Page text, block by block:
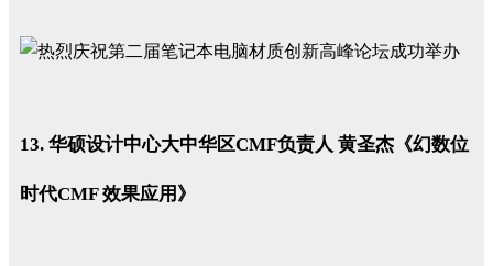
13. 华硕设计中心大中华区CMF负责人 黄圣杰《幻数位
时代CMF 效果应用》